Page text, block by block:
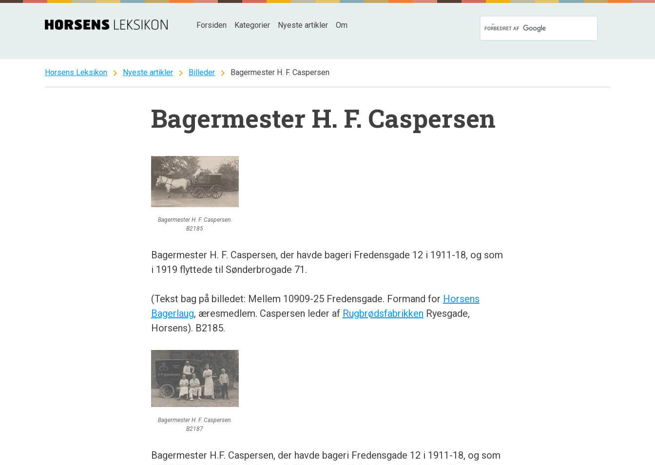
Spring
Forsiden Kategorier Nyeste artikler Om
Horsens Leksikon chevron_right Nyeste artikler chevron_right Billeder chevron_right Bagermester H. F. Caspersen
Bagermester H. F. Caspersen
Bagermester H. F. Caspersen.
B2185
Bagermester H. F. Caspersen, der havde bageri Fredensgade 12 i 1911-18, og som
i 1919 flyttede til Sønderbrogade 71.
(Tekst bag på billedet: Mellem 10909-25 Fredensgade. Formand for Horsens
Bagerlaug, æresmedlem. Caspersen leder af Rugbrødsfabrikken Ryesgade,
Horsens). B2185.
Bagermester H. F. Caspersen.
B2187
Bagermester H.F. Caspersen, der havde bageri Fredensgade 12 i 1911-18, og som